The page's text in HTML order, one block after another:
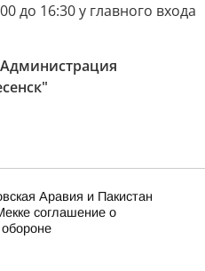
до 16:30 у главного входа
Аравия и Пакистан
соглашение о